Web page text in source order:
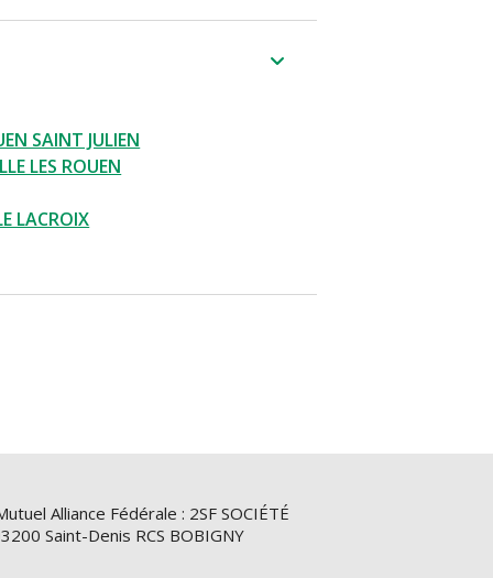
SAINT JULIEN
LES ROUEN
LACROIX
Alliance Fédérale : 2SF SOCIÉTÉ
Saint-Denis RCS BOBIGNY